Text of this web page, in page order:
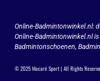
Online-Badmintonwinkel.nl:
Online-Badmintonwinkel.nl
Badmintonschoenen,
© 2025 Macaré Sport | All Rights